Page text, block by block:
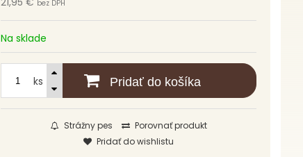
bez DPH
Na sklade
ks Pridať do košíka
Strážny pes
Porovnať produkt
Pridať do wishlistu